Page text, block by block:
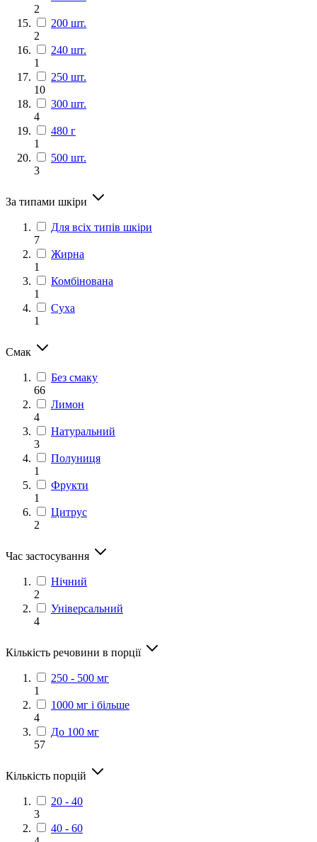
2
200 шт.
2
240 шт.
1
250 шт.
10
300 шт.
4
480 г
1
500 шт.
3
За типами шкіри
Для всіх типів шкіри
7
Жирна
1
Комбінована
1
Суха
1
Смак
Без смаку
66
Лимон
4
Натуральний
3
Полуниця
1
Фрукти
1
Цитрус
2
Час застосування
Нічний
2
Універсальний
4
Кількість речовини в порції
250 - 500 мг
1
1000 мг і більше
4
До 100 мг
57
Кількість порцій
20 - 40
3
40 - 60